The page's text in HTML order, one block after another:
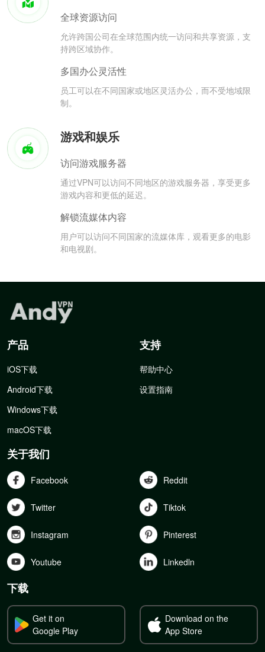
全球资源访问
允许跨国公司在全球范围内统一访问和共享资源，支
持跨区域协作。
多国办公灵活性
员工可以在不同国家或地区灵活办公，而不受地域限
制。
游戏和娱乐
访问游戏服务器
通过VPN可以访问不同地区的游戏服务器，享受更多
游戏内容和更低的延迟。
解锁流媒体内容
用户可以访问不同国家的流媒体库，观看更多的电影
和电视剧。
产品
iOS下载
Android下载
Windows下载
macOS下载
支持
帮助中心
设置指南
关于我们
Facebook Reddit
Twitter Tiktok
Instagram Pinterest
Youtube Linkedln
下载
Get it on
Google Play
Download on the
App Store